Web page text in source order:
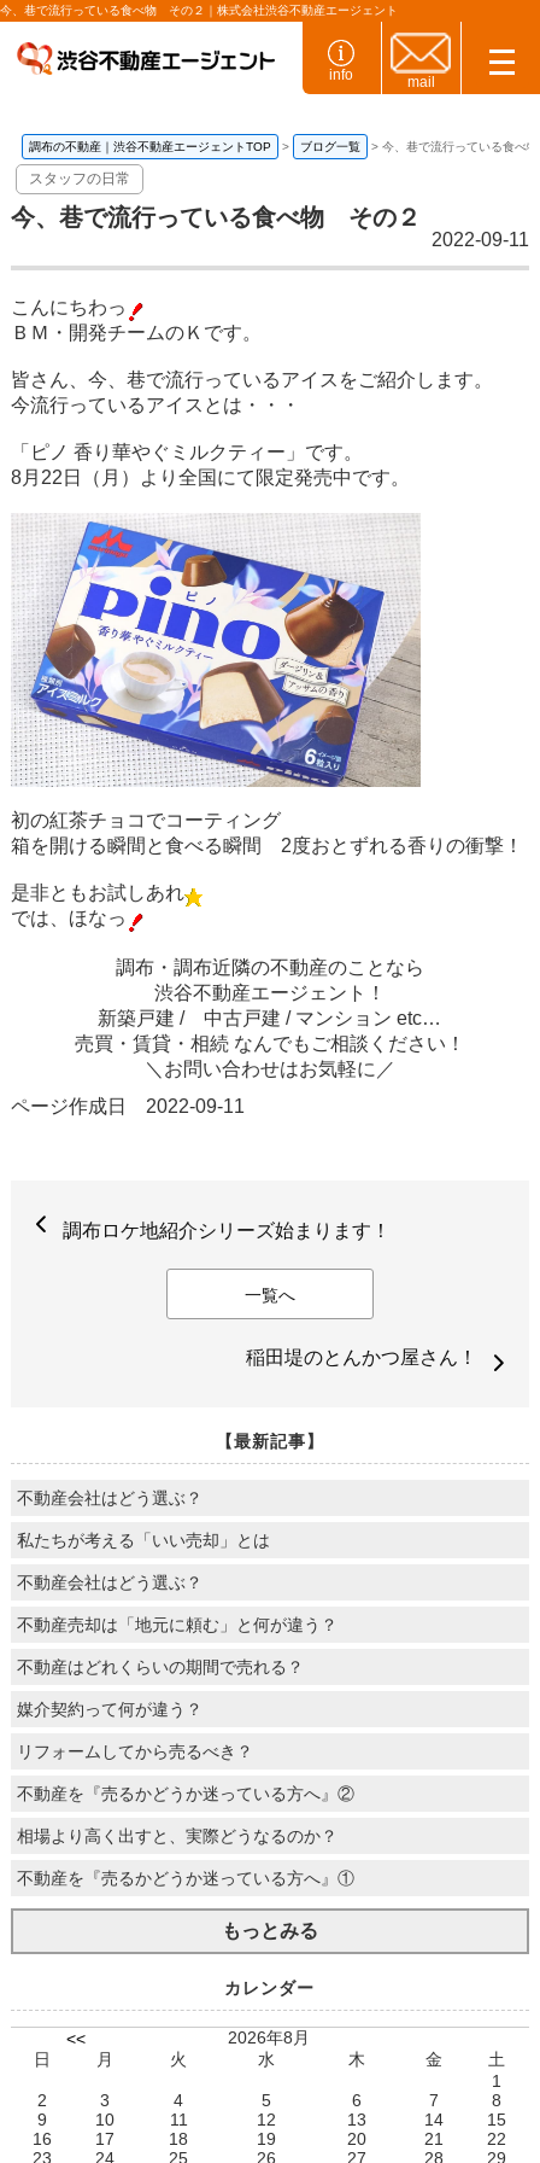
今、巷で流行っている食べ物 その２｜株式会社渋谷不動産エージェント
info mail
調布の不動産｜渋谷不動産エージェントTOP ブログ一覧 今、巷で流行っている食べ
スタッフの日常
今、巷で流行っている食べ物 その２
2022-09-11
こんにちわっ
ＢＭ・開発チームのＫです。
皆さん、今、巷で流行っているアイスをご紹介します。
今流行っているアイスとは・・・
「ピノ 香り華やぐミルクティー」です。
8月22日（月）より全国にて限定発売中です。
初の紅茶チョコでコーティング
箱を開ける瞬間と食べる瞬間 2度おとずれる香りの衝撃！
是非ともお試しあれ
では、ほなっ
調布・調布近隣の不動産のことなら
渋谷不動産エージェント！
新築戸建 / 中古戸建 / マンション etc…
売買・賃貸・相続 なんでもご相談ください！
＼お問い合わせはお気軽に／
ページ作成日 2022-09-11
調布ロケ地紹介シリーズ始まります！
一覧へ
稲田堤のとんかつ屋さん！
【最新記事】
不動産会社はどう選ぶ？
私たちが考える「いい売却」とは
不動産会社はどう選ぶ？
不動産売却は「地元に頼む」と何が違う？
不動産はどれくらいの期間で売れる？
媒介契約って何が違う？
リフォームしてから売るべき？
不動産を『売るかどうか迷っている方へ』②
相場より高く出すと、実際どうなるのか？
不動産を『売るかどうか迷っている方へ』①
もっとみる
カレンダー
<<
2026年8月
日
月 火 水 木 金
土
1
2
3 4 5 6 7
8
9
10 11 12 13 14
15
16
17 18 19 20 21
22
23
24 25 26 27 28 29